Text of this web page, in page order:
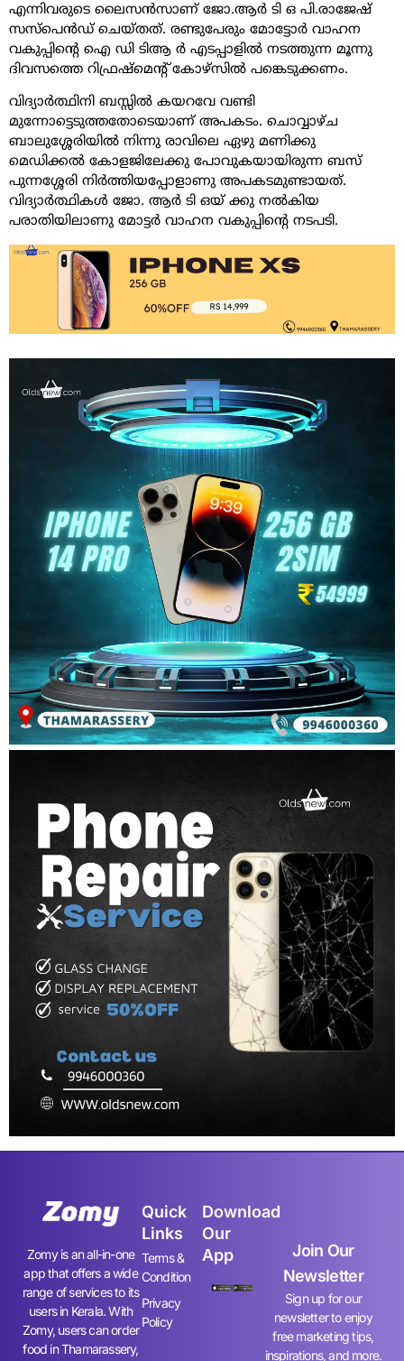
എന്നിവരുടെ ലൈസൻസാണ് ജോ.ആർ ടി ഒ പി.രാജേഷ്
സസ്പെൻഡ് ചെയ്തത്. രണ്ടുപേരും മോട്ടോർ വാഹന
വകുപ്പിന്റെ ഐ ഡി ടിആ ർ എടപ്പാളിൽ നടത്തുന്ന മൂന്നു
ദിവസത്തെ റിഫ്രഷ്മെന്റ് കോഴ്സിൽ പങ്കെടുക്കണം.
വിദ്യാർത്ഥിനി ബസ്സിൽ കയറവേ വണ്ടി
മുന്നോട്ടെടുത്തതോടെയാണ് അപകടം. ചൊവ്വാഴ്ച
ബാലുശ്ശേരിയിൽ നിന്നു രാവിലെ ഏഴു മണിക്കു
മെഡിക്കൽ കോളജിലേക്കു പോവുകയായിരുന്ന ബസ്
പുന്നശ്ശേരി നിർത്തിയപ്പോളാണു അപകടമുണ്ടായത്.
വിദ്യാർത്ഥികൾ ജോ. ആർ ടി ഒയ് ക്കു നൽകിയ
പരാതിയിലാണു മോട്ടർ വാഹന വകുപ്പിന്റെ നടപടി.
Zomy is an all-in-one
app that offers a wide
range of services to its
users in Kerala. With
Zomy, users can order
food in Thamarassery,
Quick
Links
Terms &
Condition
Privacy
Policy
Download
Our
App
Join Our
Newsletter
Sign up for our
newsletter to enjoy
free marketing tips,
inspirations, and more.